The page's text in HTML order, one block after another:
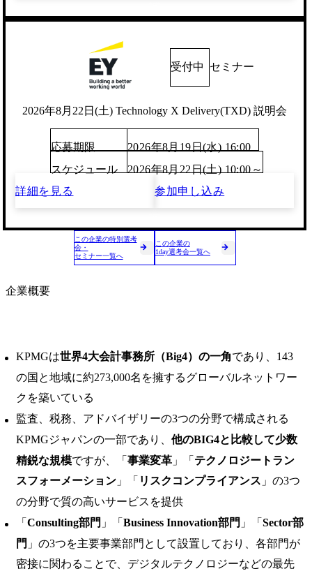
受付中 セミナー
2026年8月22日(土) Technology X Delivery(TXD) 説明会
応募期限
2026年8月19日(水) 16:00
スケジュール
2026年8月22日(土) 10:00～
詳細を見る
参加申し込み
この企業の特別選考
会・
セミナー一覧へ
この企業の
1day選考会一覧へ
企業概要
KPMGは世界4大会計事務所（Big4）の一角であり、143
の国と地域に約273,000名を擁するグローバルネットワー
クを築いている
監査、税務、アドバイザリーの3つの分野で構成される
KPMGジャパンの一部であり、 他のBIG4と比較して少数
精鋭な規模ですが、「 事業変革 」「 テクノロジートラン
スフォーメーション 」「 リスクコンプライアンス 」の3つ
の分野で質の高いサービスを提供
「 Consulting部門 」「 Business Innovation部門 」「 Sector部
門 」の3つを主要事業部門として設置しており、各部門が
密接に関わることで、デジタルテクノロジーなどの最先